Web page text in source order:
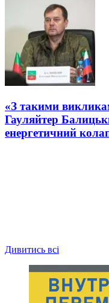
«З такими
Гауляйтер
енергетичний
Дивитись всі